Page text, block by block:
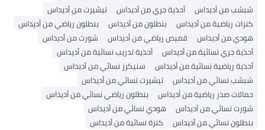
شبشب من أديداس
أحذية جري من أديداس
تيشيرت من أديداس
كنزات رياضية من أديداس
بنطلون من أديداس
بنطلون رياضي من أديداس
هودي من أديداس
قميص رياضي من أديداس
شورت من أديداس
أحذية جري نسائية من أديداس
أحذية تدريب نسائية من أديداس
أحذية رياضية نسائية من أديداس
سنيكرز نسائي من أديداس
شبشب نسائي من أديداس
تيشيرت نسائي من أديداس
حمالات صدر رياضية من أديداس
بنطلون رياضي نسائي من أديداس
شورت نسائي من أديداس
هودي نسائي من أديداس
بنطلون نسائي من أديداس
كنزة نسائية من أديداس